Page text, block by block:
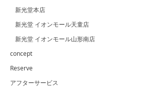
新光堂本店
新光堂 イオンモール天童店
新光堂 イオンモール山形南店
concept
Reserve
アフターサービス